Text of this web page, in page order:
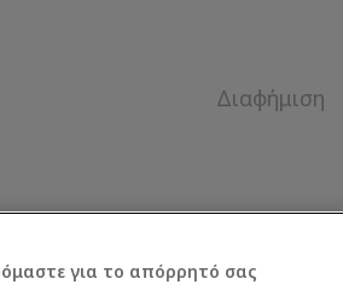
για το απόρρητό σας